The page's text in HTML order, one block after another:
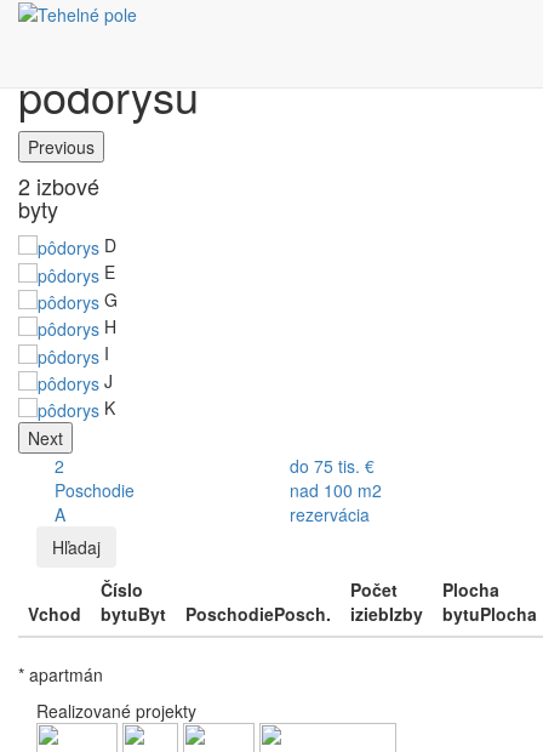
pôdorysu
Previous
2 izbové
byty
D
E
G
H
I
J
K
Next
2
do 75 tis. €
Poschodie
nad 100 m2
A
rezervácia
Hľadaj
Vchod
Číslo
bytuByt PoschodiePosch.
Počet
iziebIzby
Plocha
bytuPlocha
* apartmán
Realizované projekty